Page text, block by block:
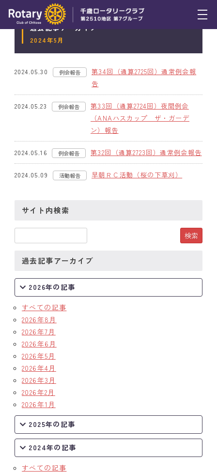
トピックス
理事会報告
年間プログラム
木曜会
クラブのあゆみ
歴代会長・幹事
記念誌
例会場・事務局の案内
リンク集
情報公開
入会のご案内
過去記事アーカイブ
2024年5月
2024.05.30 例会報告
第34回（通算2725回）通常例会報
告
2024.05.23 例会報告
第33回（通算2724回）夜間例会
（ANAハスカップ ザ・ガーデ
ン）報告
2024.05.16 例会報告 第32回（通算2723回）通常例会報告
2024.05.09 活動報告 早朝ＲＣ活動（桜の下草刈）
サイト内検索
過去記事アーカイブ
2026年の記事
すべての記事
2026年8月
2026年7月
2026年6月
2026年5月
2026年4月
2026年3月
2026年2月
2026年1月
2025年の記事
2024年の記事
すべての記事